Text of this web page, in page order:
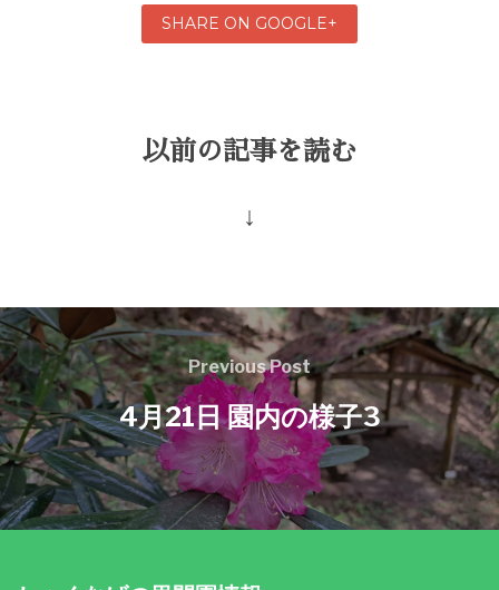
SHARE ON GOOGLE+
以前の記事を読む
↓
Previous Post
4月21日 園内の様子3